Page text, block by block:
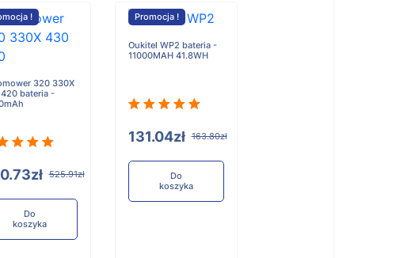
!
320 330X
bateria -
525.91zł
Do
koszyka
Promocja !
Oukitel WP2 bateria -
11000MAH 41.8WH
131.04zł 163.80zł
Do
koszyka